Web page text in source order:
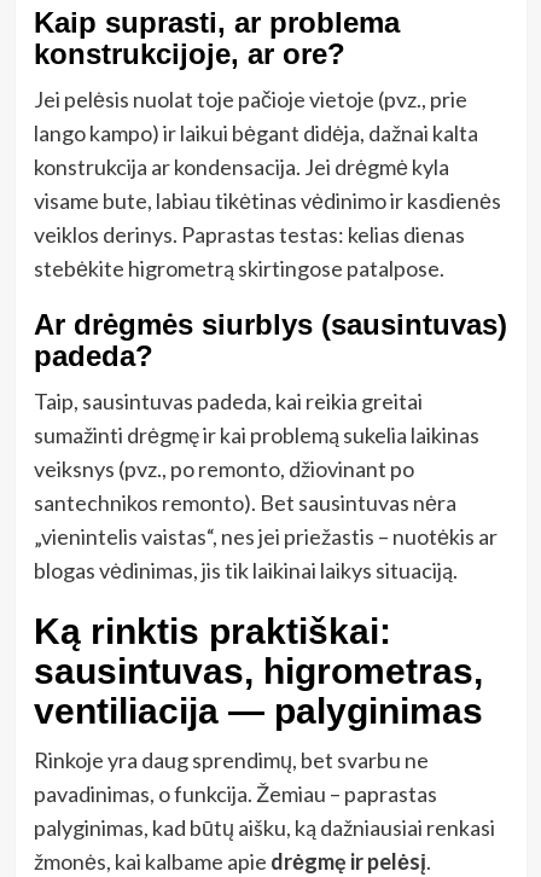
Kaip suprasti, ar problema
konstrukcijoje, ar ore?
Jei pelėsis nuolat toje pačioje vietoje (pvz., prie
lango kampo) ir laikui bėgant didėja, dažnai kalta
konstrukcija ar kondensacija. Jei drėgmė kyla
visame bute, labiau tikėtinas vėdinimo ir kasdienės
veiklos derinys. Paprastas testas: kelias dienas
stebėkite higrometrą skirtingose patalpose.
Ar drėgmės siurblys (sausintuvas)
padeda?
Taip, sausintuvas padeda, kai reikia greitai
sumažinti drėgmę ir kai problemą sukelia laikinas
veiksnys (pvz., po remonto, džiovinant po
santechnikos remonto). Bet sausintuvas nėra
„vienintelis vaistas“, nes jei priežastis – nuotėkis ar
blogas vėdinimas, jis tik laikinai laikys situaciją.
Ką rinktis praktiškai:
sausintuvas, higrometras,
ventiliacija — palyginimas
Rinkoje yra daug sprendimų, bet svarbu ne
pavadinimas, o funkcija. Žemiau – paprastas
palyginimas, kad būtų aišku, ką dažniausiai renkasi
žmonės, kai kalbame apie drėgmę ir pelėsį.